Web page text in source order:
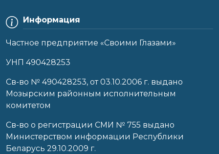
Информация
Частное предприятие «Своими Глазами»
УНП 490428253
Cв-во № 490428253, от 03.10.2006 г. выдано
Мозырским районным исполнительным
комитетом
Св-во о регистрации СМИ № 755 выдано
Министерством информации Республики
Беларусь 29.10.2009 г.